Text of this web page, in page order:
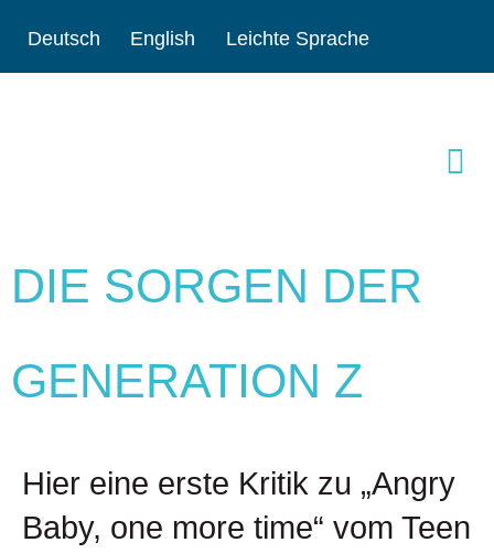
Deutsch English Leichte Sprache
DIE SORGEN DER
GENERATION Z
Hier eine erste Kritik zu „Angry
Baby, one more time“ vom Teen